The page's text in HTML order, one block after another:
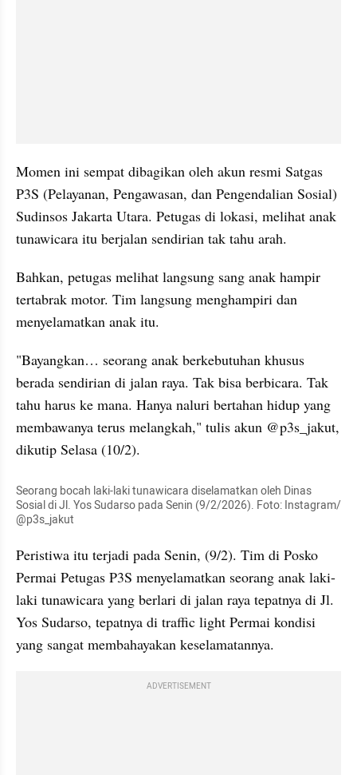
Momen ini sempat dibagikan oleh akun resmi Satgas
P3S (Pelayanan, Pengawasan, dan Pengendalian Sosial)
Sudinsos Jakarta Utara. Petugas di lokasi, melihat anak
tunawicara itu berjalan sendirian tak tahu arah.
Bahkan, petugas melihat langsung sang anak hampir
tertabrak motor. Tim langsung menghampiri dan
menyelamatkan anak itu.
"Bayangkan… seorang anak berkebutuhan khusus
berada sendirian di jalan raya. Tak bisa berbicara. Tak
tahu harus ke mana. Hanya naluri bertahan hidup yang
membawanya terus melangkah," tulis akun @p3s_jakut,
dikutip Selasa (10/2).
Seorang bocah laki-laki tunawicara diselamatkan oleh Dinas
Sosial di Jl. Yos Sudarso pada Senin (9/2/2026). Foto: Instagram/
@p3s_jakut
Peristiwa itu terjadi pada Senin, (9/2). Tim di Posko
Permai Petugas P3S menyelamatkan seorang anak laki-
laki tunawicara yang berlari di jalan raya tepatnya di Jl.
Yos Sudarso, tepatnya di traffic light Permai kondisi
yang sangat membahayakan keselamatannya.
ADVERTISEMENT